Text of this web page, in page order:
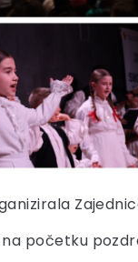
početku